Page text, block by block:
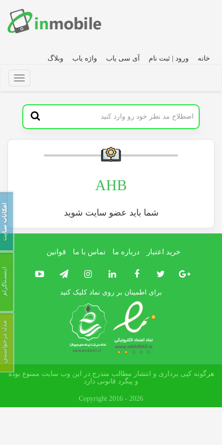
خانه ورود | ثبت نام آی سی یاب واژه یاب وبلاگ
AHB
شما باید عضو سایت شوید
خرید اعتبار درباره ما تماس با ما قوانین
برای اطمینان بر روی نماد کلیک کنید
هرگونه کپی برداری و انتشار مطالب مندرج در این وب سایت ممنوع بوده
و پیگرد قانونی دارد
Copyright 2016 - 2026